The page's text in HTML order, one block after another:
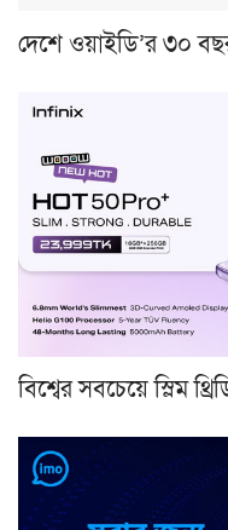
দেশে ওয়াইডি’র ৩০
বিশ্বের সবচেয়ে স্লিম